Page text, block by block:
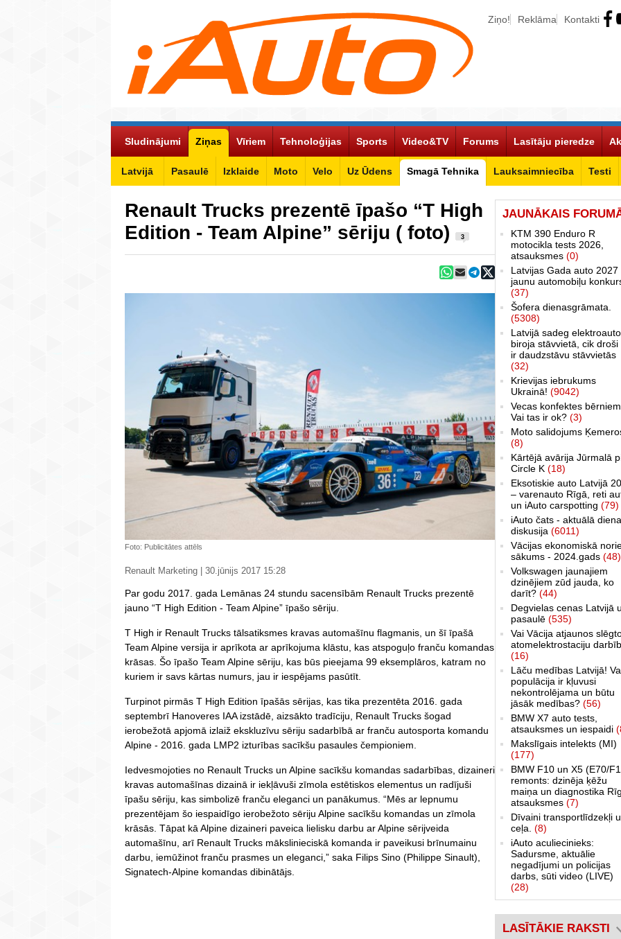
Ziņo! Reklāma Kontakti
Sludinājumi Ziņas
Latvijā Pasaulē Izklaide Moto Velo Uz Ūdens Smagā Tehnika Lauksaimniecība Testi
Vīriem Tehnoloģijas Sports Video&TV Forums Lasītāju pieredze
Renault Trucks prezentē īpašo “T High
Edition - Team Alpine” sēriju ( foto)
3
Foto: Publicitātes attēls
Renault Marketing | 30.jūnijs 2017 15:28
Par godu 2017. gada Lemānas 24 stundu sacensībām Renault Trucks prezentē
jauno “T High Edition - Team Alpine” īpašo sēriju.
T High ir Renault Trucks tālsatiksmes kravas automašīnu flagmanis, un šī īpašā
Team Alpine versija ir aprīkota ar aprīkojuma klāstu, kas atspoguļo franču komandas
krāsas. Šo īpašo Team Alpine sēriju, kas būs pieejama 99 eksemplāros, katram no
kuriem ir savs kārtas numurs, jau ir iespējams pasūtīt.
Turpinot pirmās T High Edition īpašās sērijas, kas tika prezentēta 2016. gada
septembrī Hanoveres IAA izstādē, aizsākto tradīciju, Renault Trucks šogad
ierobežotā apjomā izlaiž ekskluzīvu sēriju sadarbībā ar franču autosporta komandu
Alpine - 2016. gada LMP2 izturības sacīkšu pasaules čempioniem.
Iedvesmojoties no Renault Trucks un Alpine sacīkšu komandas sadarbības, dizaineri
kravas automašīnas dizainā ir iekļāvuši zīmola estētiskos elementus un radījuši
īpašu sēriju, kas simbolizē franču eleganci un panākumus. “Mēs ar lepnumu
prezentējam šo iespaidīgo ierobežoto sēriju Alpine sacīkšu komandas un zīmola
krāsās. Tāpat kā Alpine dizaineri paveica lielisku darbu ar Alpine sērijveida
automašīnu, arī Renault Trucks mākslinieciskā komanda ir paveikusi brīnumainu
darbu, iemūžinot franču prasmes un eleganci,” saka Filips Sino (Philippe Sinault),
Signatech-Alpine komandas dibinātājs.
JAUNĀKAIS
KTM 390 Enduro R
motocikla tests 2026,
atsauksmes (0)
Latvijas Gada auto 2027
jaunu automobiļu
(37)
Šofera dienasgrāmata.
(5308)
Latvijā sadeg elektroauto
biroja stāvvietā, cik droši
ir daudzstāvu stāvvietās
(32)
Krievijas iebrukums
Ukrainā! (9042)
Vecas konfektes
Vai tas ir ok? (3)
Moto salidojums
(8)
Kārtējā avārija Jūrmalā
Circle K (18)
Eksotiskie auto Latvijā
– varenauto Rīgā, reti
un iAuto carspotting (79)
iAuto čats - aktuālā
diskusija (6011)
Vācijas ekonomiskā
sākums - 2024.gads (48)
Volkswagen jaunajiem
dzinējiem zūd jauda, ko
darīt? (44)
Degvielas cenas Latvijā
pasaulē (535)
Vai Vācija atjaunos
atomelektrostaciju
(16)
Lāču medības Latvijā!
populācija ir kļuvusi
nekontrolējama un būtu
jāsāk medības? (56)
BMW X7 auto tests,
atsauksmes un iespaidi
Makslīgais intelekts (MI)
(177)
BMW F10 un X5 (E70/
remonts: dzinēja ķēžu
maiņa un diagnostika
atsauksmes (7)
Dīvaini transportlīdzekļi
ceļa. (8)
iAuto aculiecinieks:
Sadursme, aktuālie
negadījumi un policijas
darbs, sūti video (LIVE)
(28)
LASĪTĀKIE RAKSTI